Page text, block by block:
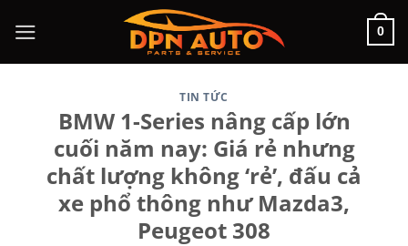
đến
nội
0
TIN TỨC
BMW 1-Series nâng cấp lớn
cuối năm nay: Giá rẻ nhưng
chất lượng không ‘rẻ’, đấu cả
xe phổ thông như Mazda3,
Peugeot 308